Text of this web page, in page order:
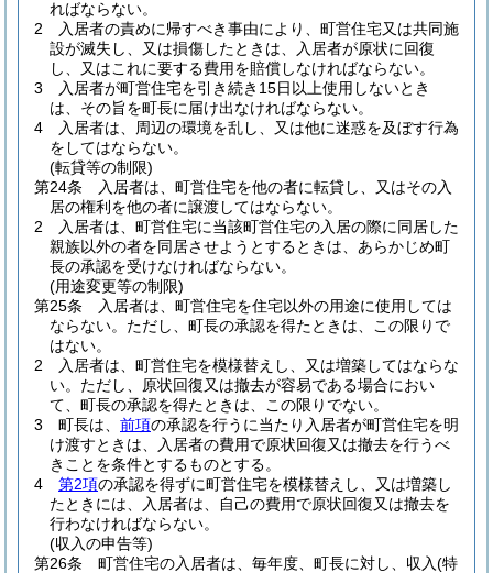
ればならない。
2
入居者の責めに帰すべき事由により、町営住宅又は共同施
設が滅失し、又は損傷したときは、入居者が原状に回復
し、又はこれに要する費用を賠償しなければならない。
3
入居者が町営住宅を引き続き15日以上使用しないとき
は、その旨を町長に届け出なければならない。
4
入居者は、周辺の環境を乱し、又は他に迷惑を及ぼす行為
をしてはならない。
(転貸等の制限)
第24条
入居者は、町営住宅を他の者に転貸し、又はその入
居の権利を他の者に譲渡してはならない。
2
入居者は、町営住宅に当該町営住宅の入居の際に同居した
親族以外の者を同居させようとするときは、あらかじめ町
長の承認を受けなければならない。
(用途変更等の制限)
第25条
入居者は、町営住宅を住宅以外の用途に使用しては
ならない。 ただし、町長の承認を得たときは、この限りで
はない。
2
入居者は、町営住宅を模様替えし、又は増築してはならな
い。 ただし、原状回復又は撤去が容易である場合におい
て、町長の承認を得たときは、この限りでない。
3
町長は、 前項の承認を行うに当たり入居者が町営住宅を明
け渡すときは、入居者の費用で原状回復又は撤去を行うべ
きことを条件とするものとする。
4
第2項の承認を得ずに町営住宅を模様替えし、又は増築し
たときには、入居者は、自己の費用で原状回復又は撤去を
行わなければならない。
(収入の申告等)
第26条
町営住宅の入居者は、毎年度、町長に対し、収入(特